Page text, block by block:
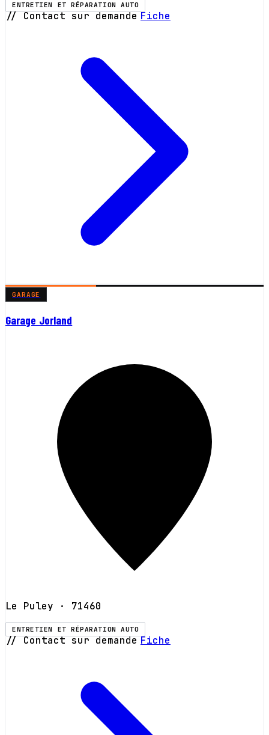
ENTRETIEN ET RÉPARATION AUTO
// Contact sur demande Fiche
GARAGE
Garage Jorland
Le Puley · 71460
ENTRETIEN ET RÉPARATION AUTO
// Contact sur demande Fiche